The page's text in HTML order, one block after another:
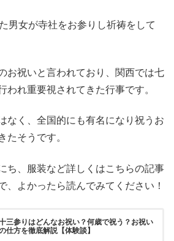
男女が寺社をお参りし祈祷をして
お祝いと言われており、関西では七
われ重要視されてきた行事です。
なく、全国的にも有名になり祝うお
たそうです。
ち、服装など詳しくはこちらの記事
、よかったら読んでみてください！
三参りはどんなお祝い？何歳で祝う？お祝い
仕方を徹底解説【体験談】